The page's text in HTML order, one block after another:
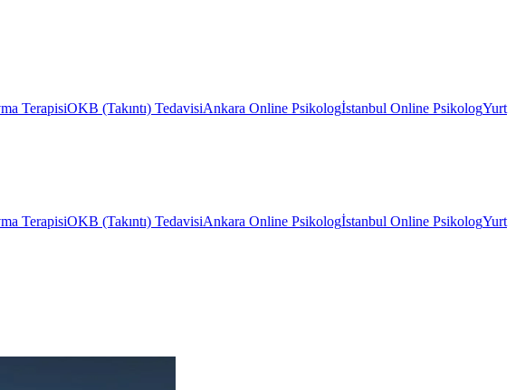
TerapisiOKB (Takıntı) TedavisiAnkara Online Psikologİstanbul Online PsikologYurt
TerapisiOKB (Takıntı) TedavisiAnkara Online Psikologİstanbul Online PsikologYurt